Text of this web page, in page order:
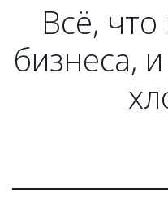
Всё,
бизнеса,